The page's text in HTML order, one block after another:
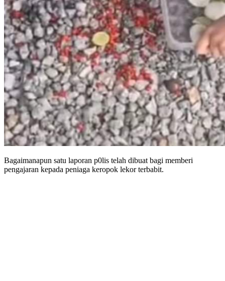
Bagaimanapun satu laporan p0lis telah dibuat bagi memberi
pengajaran kepada peniaga keropok lekor terbabit.